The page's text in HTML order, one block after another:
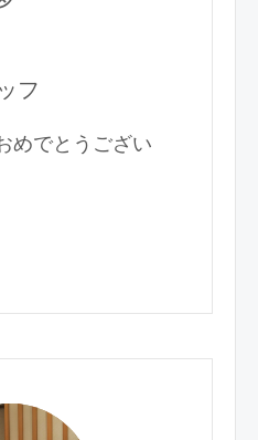
フ
めでとうござい